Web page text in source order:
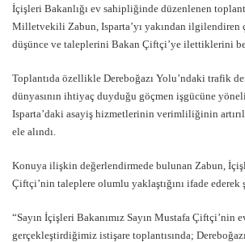
İçişleri Bakanlığı ev sahipliğinde düzenlenen
Milletvekili Zabun, Isparta’yı yakından ilgilendiren
düşünce ve taleplerini Bakan Çiftçi’ye ilettiklerini
Toplantıda özellikle Dereboğazı Yolu’ndaki trafik
dünyasının ihtiyaç duyduğu göçmen işgücüne
Isparta’daki asayiş hizmetlerinin verimliliğinin
ele alındı.
Konuya ilişkin değerlendirmede bulunan Zabun,
Çiftçi’nin taleplere olumlu yaklaştığını ifade ederek
“Sayın İçişleri Bakanımız Sayın Mustafa Çiftçi’nin
gerçekleştirdiğimiz istişare toplantısında;